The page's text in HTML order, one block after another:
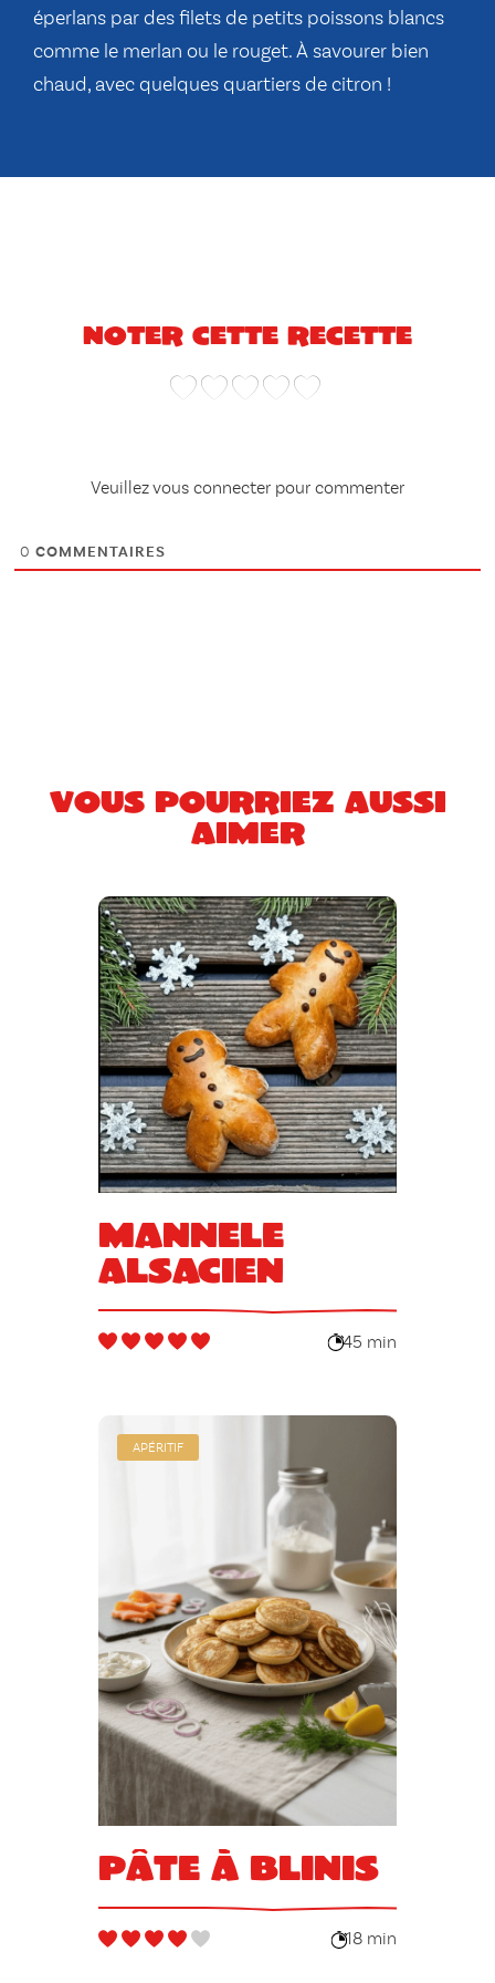
éperlans par des filets de petits poissons blancs
comme le merlan ou le rouget. À savourer bien
chaud, avec quelques quartiers de citron !
Noter cette recette
Veuillez vous connecter pour commenter
0 COMMENTAIRES
Vous pourriez aussi
aimer
Mannele
alsacien
45 min
APÉRITIF
Pâte à blinis
18 min